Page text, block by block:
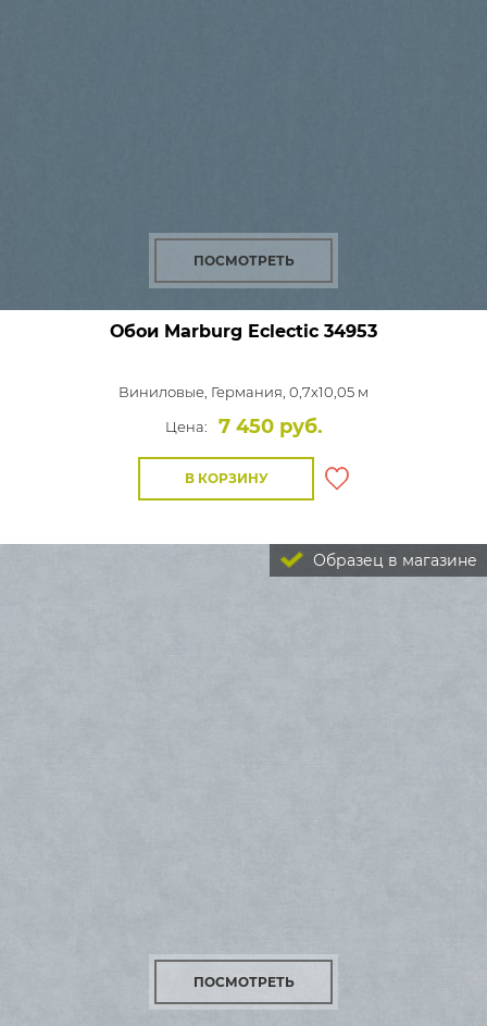
ПОСМОТРЕТЬ
Обои Marburg Eclectic 34953
Виниловые, Германия, 0,7x10,05 м
Цена:
7 450 руб.
В КОРЗИНУ
Образец в магазине
ПОСМОТРЕТЬ